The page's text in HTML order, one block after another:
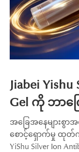
Jiabei
Gel ကို ဘာက
အခြေအနေများစွ
စောင့်ရှောက်မှု ထုတ်ကု
YiShu Silver Ion